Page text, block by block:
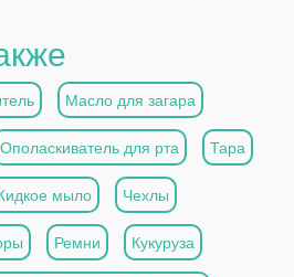
Масло для загара
Ополаскиватель для рта Тара
мыло Чехлы
Ремни Кукуруза